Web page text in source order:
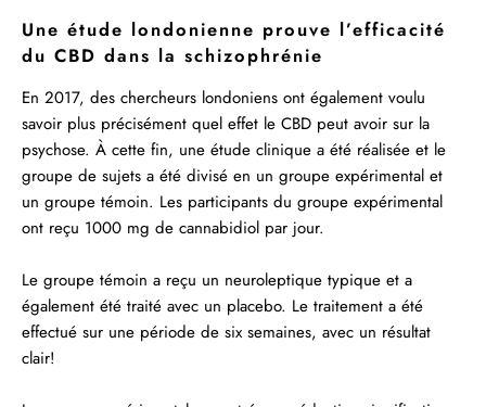
Une étude londonienne prouve l’efficacité
du CBD dans la schizophrénie
En 2017, des chercheurs londoniens ont également voulu
savoir plus précisément quel effet le CBD peut avoir sur la
psychose. À cette fin, une étude clinique a été réalisée et le
groupe de sujets a été divisé en un groupe expérimental et
un groupe témoin. Les participants du groupe expérimental
ont reçu 1000 mg de cannabidiol par jour.
Le groupe témoin a reçu un neuroleptique typique et a
également été traité avec un placebo. Le traitement a été
effectué sur une période de six semaines, avec un résultat
clair!